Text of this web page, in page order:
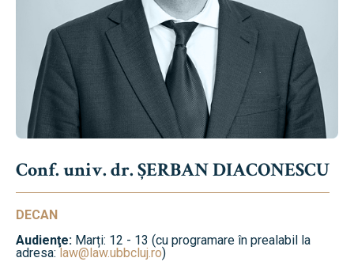
Conf. univ. dr. ȘERBAN DIACONESCU
DECAN
Audienţe: Marți: 12 - 13 (cu programare în prealabil la
adresa:law@law.ubbcluj.ro)